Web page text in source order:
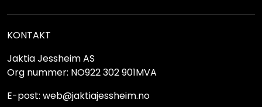
KONTAKT
Jaktia Jessheim AS
Org nummer: NO922 302 901MVA
E-post: web@jaktiajessheim.no